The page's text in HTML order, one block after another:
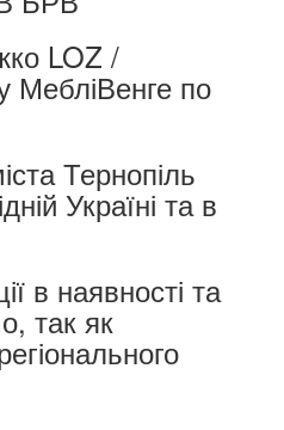
LOZ /
МебліВенге по
Тернопіль
Україні та в
в наявності та
так як